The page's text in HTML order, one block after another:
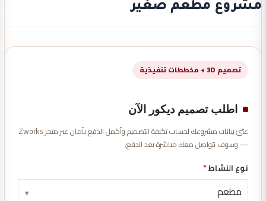
مشروع مطعم صغير
تصميم 3D + مخططات تنفيذية
اطلب تصميم ديكور الآن
عبّئ بيانات مشروعك لحساب تكلفة التصميم وأكمل الدفع بأمان عبر متجر Zworks
— وسوف نتواصل معك مباشرة بعد الدفع.
نوع النشاط*
▾